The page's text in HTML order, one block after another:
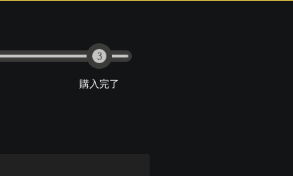
3
購入完了